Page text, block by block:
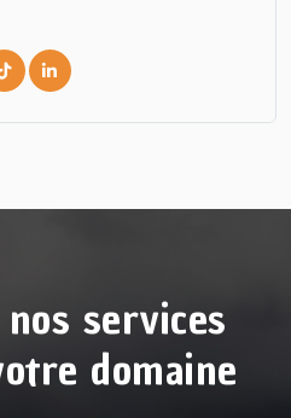
services
domaine